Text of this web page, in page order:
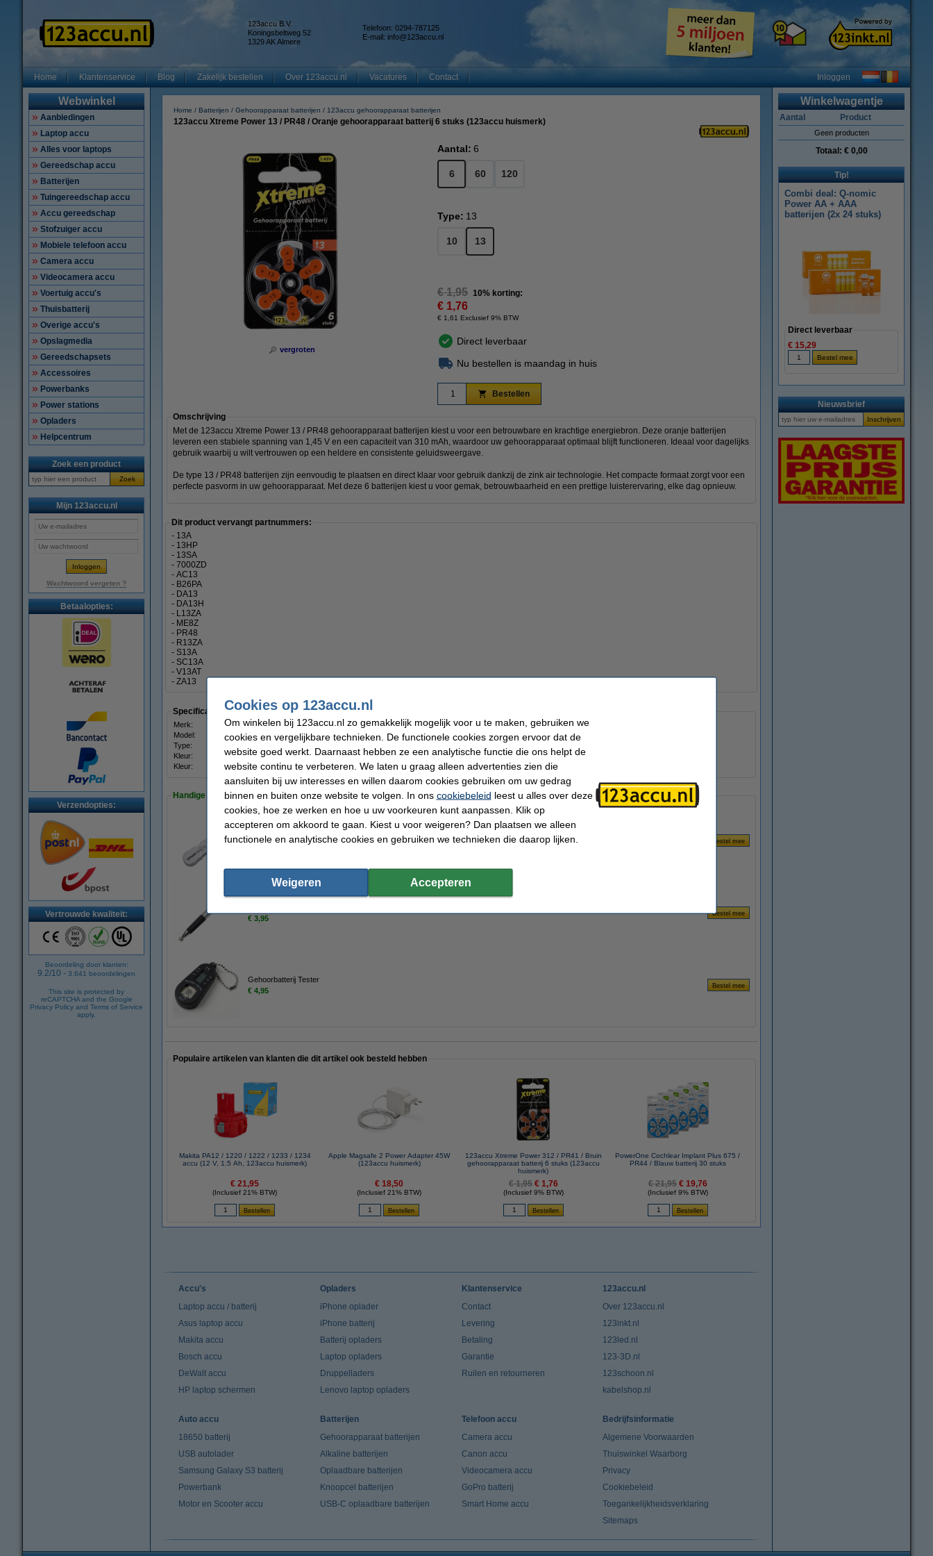
123accu B.V.
Koningsbeltweg 52
1329 AK Almere
Telefoon: 0294-787125
E-mail: info@123accu.nl
Home Klantenservice Blog Zakelijk bestellen Over 123accu.nl Vacatures Contact Inloggen
Webwinkel
Aanbiedingen
Laptop accu
Alles voor laptops
Gereedschap accu
Batterijen
Tuingereedschap accu
Accu gereedschap
Stofzuiger accu
Mobiele telefoon accu
Camera accu
Videocamera accu
Voertuig accu's
Thuisbatterij
Overige accu's
Opslagmedia
Gereedschapsets
Accessoires
Powerbanks
Power stations
Opladers
Helpcentrum
Zoek een product
Zoek
Mijn 123accu.nl
Wachtwoord vergeten ?
Betaalopties:
Verzendopties:
Vertrouwde kwaliteit:
Beoordeling door klanten:
9.2/10 - 3.641 beoordelingen
This site is protected by
reCAPTCHA and the Google
Privacy Policy and Terms of Service
apply.
Home Batterijen Gehoorapparaat batterijen 123accu gehoorapparaat batterijen
123accu Xtreme Power 13 / PR48 / Oranje gehoorapparaat batterij 6 stuks (123accu huismerk)
vergroten
Aantal: 6
6 60 120
Type: 13
10 13
€ 1,95 10% korting:
€ 1,76
€ 1,61 Exclusief 9% BTW
Direct leverbaar
Nu bestellen is maandag in huis
Bestellen
Omschrijving
Met de 123accu Xtreme Power 13 / PR48 gehoorapparaat batterijen kiest u voor een betrouwbare en krachtige energiebron. Deze oranje batterijen
leveren een stabiele spanning van 1,45 V en een capaciteit van 310 mAh, waardoor uw gehoorapparaat optimaal blijft functioneren. Ideaal voor dagelijks
gebruik waarbij u wilt vertrouwen op een heldere en consistente geluidsweergave.
De type 13 / PR48 batterijen zijn eenvoudig te plaatsen en direct klaar voor gebruik dankzij de zink air technologie. Het compacte formaat zorgt voor een
perfecte pasvorm in uw gehoorapparaat. Met deze 6 batterijen kiest u voor gemak, betrouwbaarheid en een prettige luisterervaring, elke dag opnieuw.
Dit product vervangt partnummers:
- 13A
- 13HP
- 13SA
- 7000ZD
- AC13
- B26PA
- DA13
- DA13H
- L13ZA
- ME8Z
- PR48
- R13ZA
- S13A
- SC13A
- V13AT
- ZA13
Specificaties
Merk: 123accu Capaciteit:
310 mAh
Model:
Xtreme Power Voltage:
1,45 V
Type:
Kleur:
oranje Aantal:
6
Kleur:
Oranje
Handige accessoires!
PowerOne opbergdoosje
€ 3,95
Gehoorbatterij Tester
€ 4,95
Populaire artikelen van klanten die dit artikel ook besteld hebben
Makita PA12 / 1220 / 1222 / 1233 / 1234
accu (12 V, 1.5 Ah, 123accu huismerk)
€ 21,95
(Inclusief 21% BTW)
Apple Magsafe 2 Power Adapter 45W
(123accu huismerk)
€ 18,50
(Inclusief 21% BTW)
123accu Xtreme Power 312 / PR41 / Bruin
gehoorapparaat batterij 6 stuks (123accu
huismerk)
€ 1,95 € 1,76
(Inclusief 9% BTW)
PowerOne Cochlear Implant Plus 675 /
PR44 / Blauw batterij 30 stuks
€ 21,95 € 19,76
(Inclusief 9% BTW)
Winkelwagentje
Aantal Product
Geen producten
Totaal: € 0,00
Tip!
Combi deal: Q-nomic
Power AA + AAA
batterijen (2x 24 stuks)
Direct leverbaar
€ 15,29
Nieuwsbrief
Accu's
Laptop accu / batterij
Asus laptop accu
Makita accu
Bosch accu
DeWalt accu
HP laptop schermen
Opladers
iPhone oplader
iPhone batterij
Batterij opladers
Laptop opladers
Druppelladers
Lenovo laptop opladers
Klantenservice
Contact
Levering
Betaling
Garantie
Ruilen en retourneren
123accu.nl
Over 123accu.nl
123inkt.nl
123led.nl
123-3D.nl
123schoon.nl
kabelshop.nl
Auto accu
18650 batterij
USB autolader
Samsung Galaxy S3 batterij
Powerbank
Motor en Scooter accu
Batterijen
Gehoorapparaat batterijen
Alkaline batterijen
Oplaadbare batterijen
Knoopcel batterijen
USB-C oplaadbare batterijen
Telefoon accu
Camera accu
Canon accu
Videocamera accu
GoPro batterij
Smart Home accu
Bedrijfsinformatie
Algemene Voorwaarden
Thuiswinkel Waarborg
Privacy
Cookiebeleid
Toegankelijkheidsverklaring
Sitemaps
Cookies op 123accu.nl
Om winkelen bij 123accu.nl zo gemakkelijk mogelijk voor u te maken, gebruiken we
cookies en vergelijkbare technieken. De functionele cookies zorgen ervoor dat de
website goed werkt. Daarnaast hebben ze een analytische functie die ons helpt de
website continu te verbeteren. We laten u graag alleen advertenties zien die
aansluiten bij uw interesses en willen daarom cookies gebruiken om uw gedrag
binnen en buiten onze website te volgen. In ons cookiebeleid leest u alles over deze
cookies, hoe ze werken en hoe u uw voorkeuren kunt aanpassen. Klik op
accepteren om akkoord te gaan. Kiest u voor weigeren? Dan plaatsen we alleen
functionele en analytische cookies en gebruiken we technieken die daarop lijken.
Weigeren Accepteren